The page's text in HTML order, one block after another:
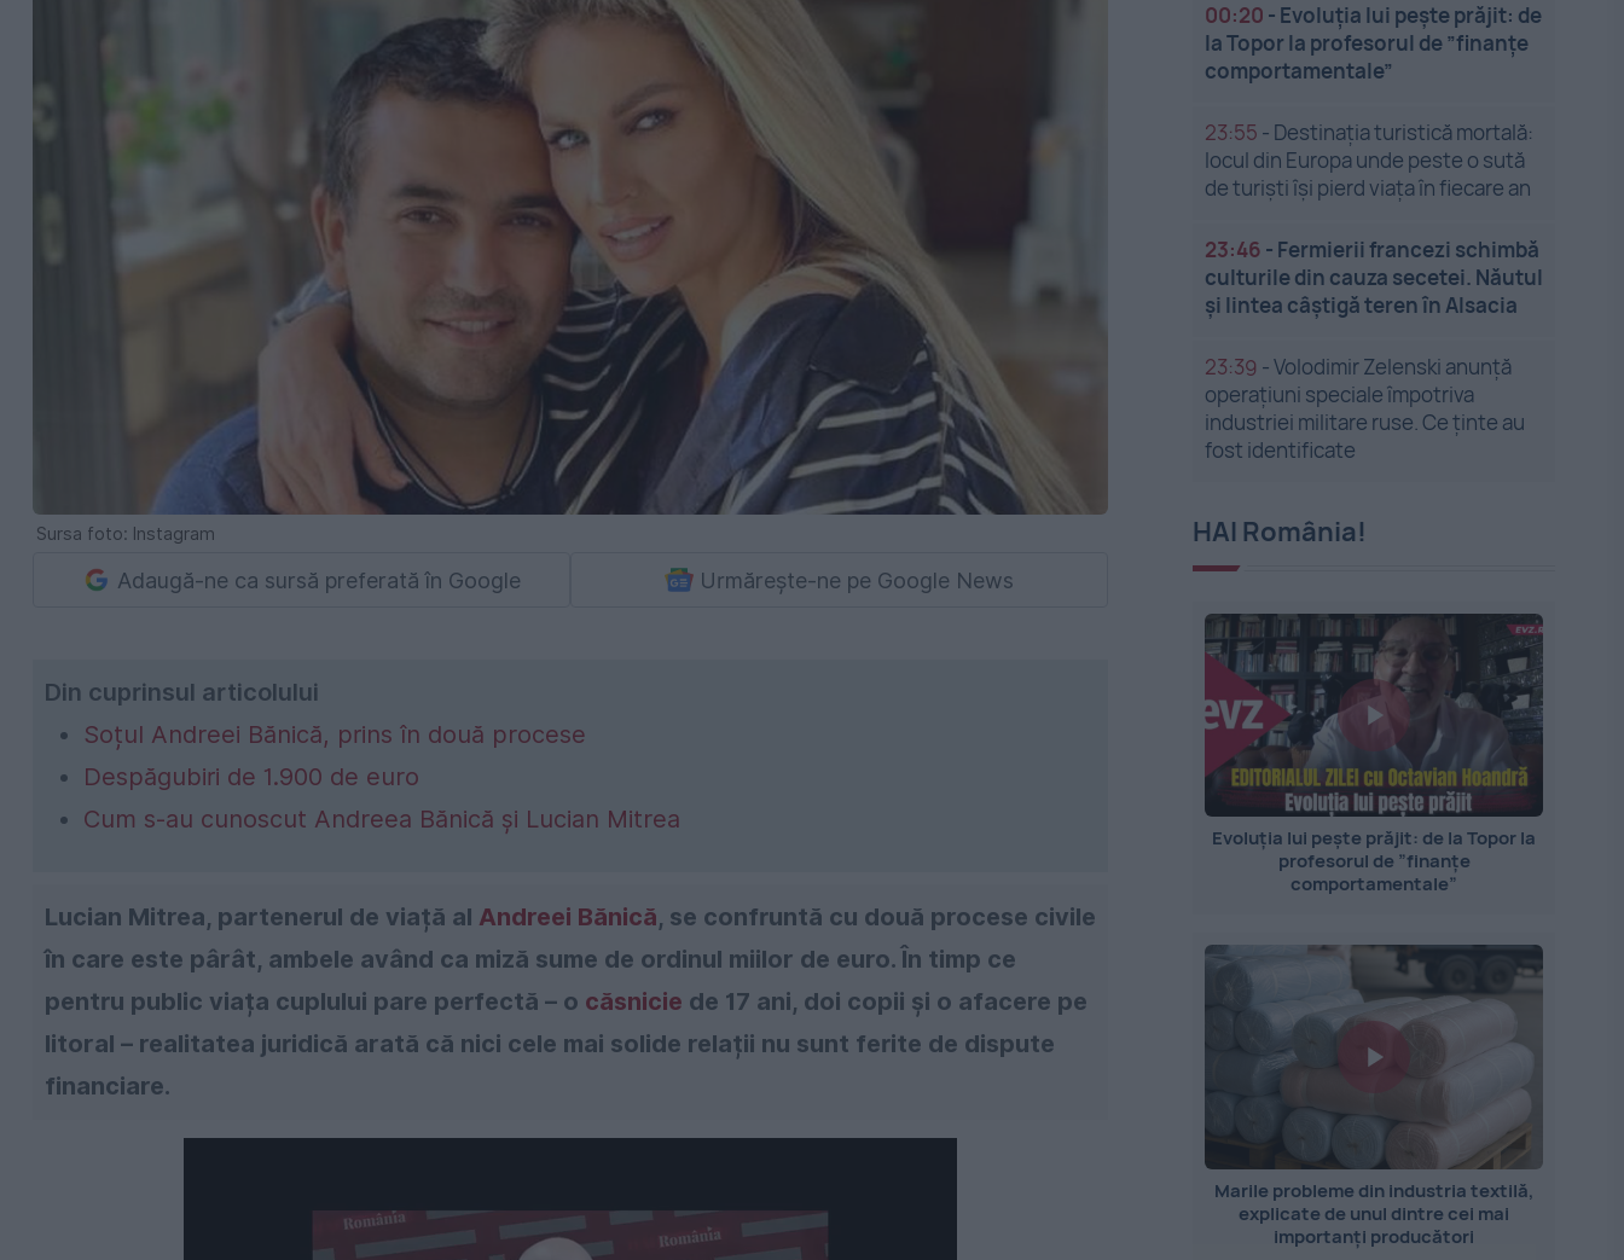
Sursa foto: Instagram
Adaugă-ne ca sursă preferată în Google Urmărește-ne pe Google News
Din cuprinsul articolului
Soțul Andreei Bănică, prins în două procese
Despăgubiri de 1.900 de euro
Cum s-au cunoscut Andreea Bănică și Lucian Mitrea
Lucian Mitrea, partenerul de viață al Andreei Bănică, se confruntă cu două procese civile
în care este pârât, ambele având ca miză sume de ordinul miilor de euro. În timp ce
pentru public viața cuplului pare perfectă – o căsnicie de 17 ani, doi copii și o afacere pe
litoral – realitatea juridică arată că nici cele mai solide relații nu sunt ferite de dispute
financiare.
00:20 - Evoluția lui pește prăjit: de
la Topor la profesorul de ”finanțe
comportamentale”
23:55 - Destinația turistică mortală:
locul din Europa unde peste o sută
de turiști își pierd viața în fiecare an
23:46 - Fermierii francezi schimbă
culturile din cauza secetei. Năutul
și lintea câștigă teren în Alsacia
23:39 -Volodimir Zelenski anunță
operațiuni speciale împotriva
industriei militare ruse. Ce ținte au
fost identificate
HAI România!
Evoluția lui pește prăjit: de la Topor la
profesorul de ”finanțe
comportamentale”
Marile probleme din industria textilă,
explicate de unul dintre cei mai
importanți producători